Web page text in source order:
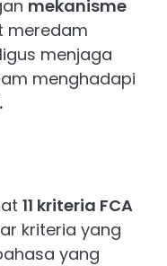
mekanisme
meredam
menjaga
menghadapi
11 kriteria FCA
kriteria yang
yang